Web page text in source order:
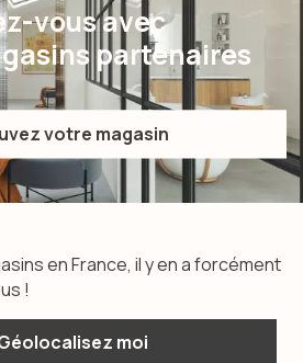
vous avec
partenaires
votre magasin
en France, il y en a forcément
!
moi